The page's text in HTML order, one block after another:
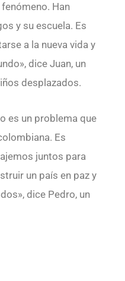
Han
y su escuela. Es
a la nueva vida y
dice Juan, un
desplazados.
es un problema que
Es
juntos para
un país en paz y
dice Pedro, un